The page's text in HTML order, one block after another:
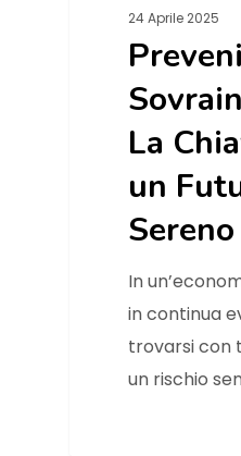
24 Aprile 2025
La
un
Sereno
In
in continua
trovarsi con
un rischio